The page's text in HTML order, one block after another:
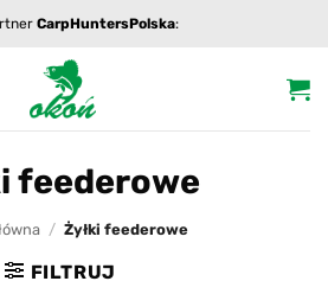
CarpHuntersPolska:
feederowe
/ Żyłki feederowe
FILTRUJ